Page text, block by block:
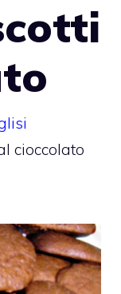
cioccolato